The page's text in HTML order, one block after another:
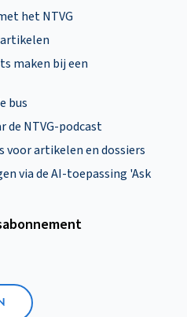
het NTVG
maken bij een
bus
de NTVG-podcast
voor artikelen en dossiers
via de AI-toepassing 'Ask